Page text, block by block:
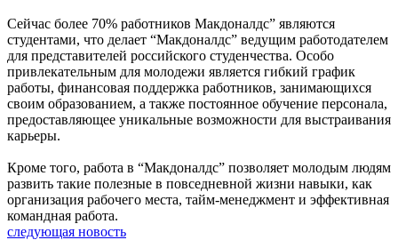
Сейчас более 70% работников Макдоналдс” являются
студентами, что делает “Макдоналдс” ведущим работодателем
для представителей российского студенчества. Особо
привлекательным для молодежи является гибкий график
работы, финансовая поддержка работников, занимающихся
своим образованием, а также постоянное обучение персонала,
предоставляющее уникальные возможности для выстраивания
карьеры.
Кроме того, работа в “Макдоналдс” позволяет молодым людям
развить такие полезные в повседневной жизни навыки, как
организация рабочего места, тайм-менеджмент и эффективная
командная работа.
следующая новость